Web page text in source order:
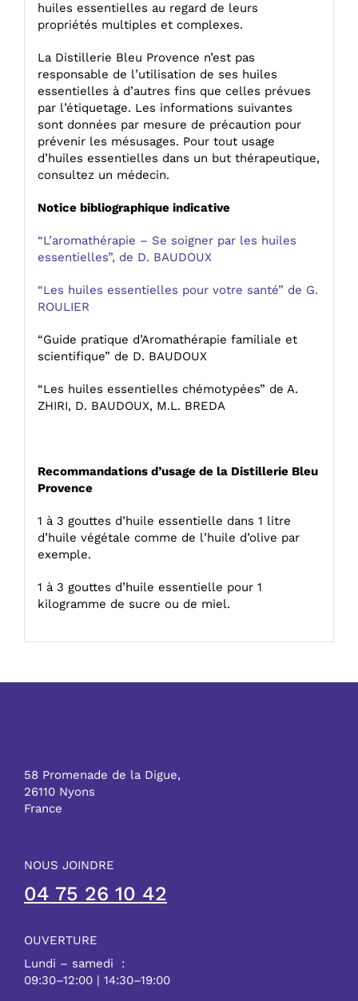
huiles essentielles au regard de leurs
propriétés multiples et complexes.
La Distillerie Bleu Provence n’est pas
responsable de l’utilisation de ses huiles
essentielles à d’autres fins que celles prévues
par l’étiquetage. Les informations suivantes
sont données par mesure de précaution pour
prévenir les mésusages. Pour tout usage
d’huiles essentielles dans un but thérapeutique,
consultez un médecin.
Notice bibliographique indicative
“L’aromathérapie – Se soigner par les huiles
essentielles”, de D. BAUDOUX
“Les huiles essentielles pour votre santé” de G.
ROULIER
“Guide pratique d’Aromathérapie familiale et
scientifique” de D. BAUDOUX
“Les huiles essentielles chémotypées” de A.
ZHIRI, D. BAUDOUX, M.L. BREDA
Recommandations d’usage de la Distillerie Bleu
Provence
1 à 3 gouttes d’huile essentielle dans 1 litre
d’huile végétale comme de l’huile d’olive par
exemple.
1 à 3 gouttes d’huile essentielle pour 1
kilogramme de sucre ou de miel.
58 Promenade de la Digue,
26110 Nyons
France
NOUS JOINDRE
04 75 26 10 42
OUVERTURE
Lundi – samedi :
09:30–12:00 | 14:30–19:00